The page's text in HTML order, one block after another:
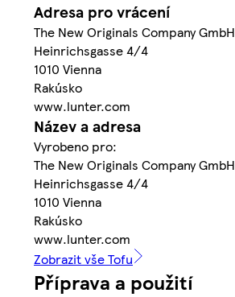
Adresa pro vrácení
The New Originals Company GmbH
Heinrichsgasse 4/4
1010 Vienna
Rakúsko
www.lunter.com
Název a adresa
Vyrobeno pro:
The New Originals Company GmbH
Heinrichsgasse 4/4
1010 Vienna
Rakúsko
www.lunter.com
Zobrazit vše Tofu
Příprava a použití